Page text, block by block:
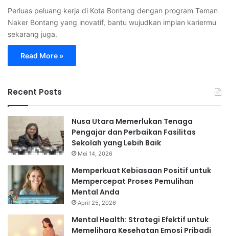
Perluas peluang kerja di Kota Bontang dengan program Teman
Naker Bontang yang inovatif, bantu wujudkan impian kariermu
sekarang juga.
Read More »
Recent Posts
Nusa Utara Memerlukan Tenaga
Pengajar dan Perbaikan Fasilitas
Sekolah yang Lebih Baik
Mei 14, 2026
Memperkuat Kebiasaan Positif untuk
Mempercepat Proses Pemulihan
Mental Anda
April 25, 2026
Mental Health: Strategi Efektif untuk
Memelihara Kesehatan Emosi Pribadi